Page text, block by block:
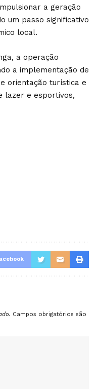
a geração
um passo significativo
local.
a operação
a implementação de
orientação turística e
lazer e esportivos,
Campos obrigatórios são